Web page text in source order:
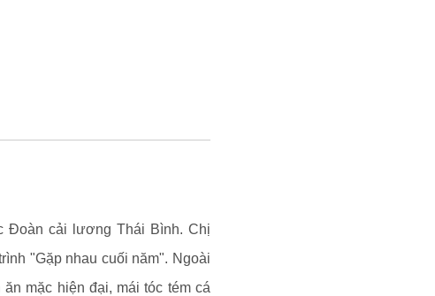
Đoàn cải lương Thái Bình. Chị
"Gặp nhau cuối năm". Ngoài
mặc hiện đại, mái tóc tém cá